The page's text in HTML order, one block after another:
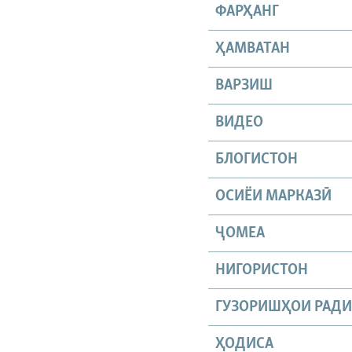
ФАРҲАНГ
ҲАМВАТАН
ВАРЗИШ
ВИДЕО
БЛОГИСТОН
ОСИЁИ МАРКАЗӢ
ҶОМEА
НИГОРИСТОН
ГУЗОРИШҲОИ
ҲОДИСА